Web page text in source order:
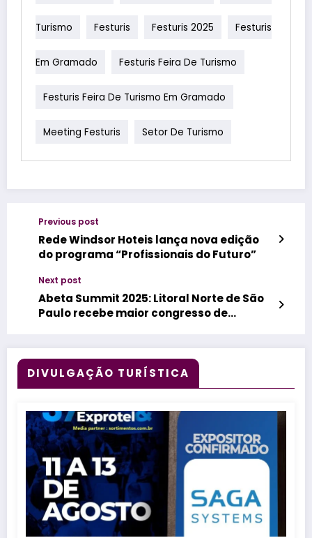
Turismo Festuris Festuris 2025 Festuris
Em Gramado Festuris Feira De Turismo
Festuris Feira De Turismo Em Gramado
Meeting Festuris Setor De Turismo
Previous post
Rede Windsor Hoteis lança nova edição
do programa “Profissionais do Futuro”
Next post
Abeta Summit 2025: Litoral Norte de São
Paulo recebe maior congresso de
DIVULGAÇÃO TURÍSTICA